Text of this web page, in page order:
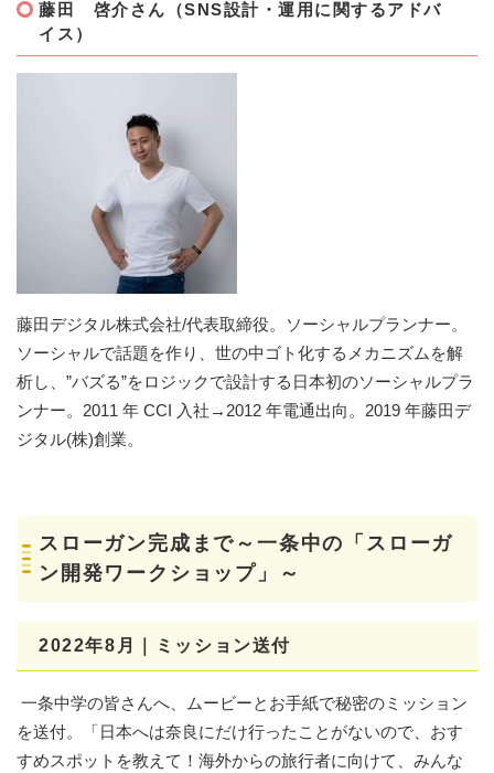
藤田 啓介さん（SNS設計・運用に関するアドバ
イス）
藤田デジタル株式会社/代表取締役。ソーシャルプランナー。
ソーシャルで話題を作り、世の中ゴト化するメカニズムを解
析し、”バズる”をロジックで設計する日本初のソーシャルプラ
ンナー。2011 年 CCI 入社→2012 年電通出向。2019 年藤田デ
ジタル(株)創業。
スローガン完成まで～一条中の「スローガ
ン開発ワークショップ」～
2022年8月｜ミッション送付
一条中学の皆さんへ、ムービーとお手紙で秘密のミッション
を送付。「日本へは奈良にだけ行ったことがないので、おす
すめスポットを教えて！海外からの旅行者に向けて、みんな